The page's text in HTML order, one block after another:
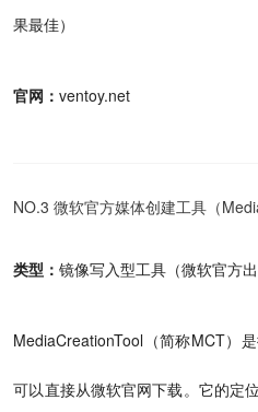
果最佳）
官网：ventoy.net
NO.3 微软官方媒体创建工具（
类型：镜像写入型工具（微软官方出
MediaCreationTool（简称MCT）
可以直接从微软官网下载。它的定